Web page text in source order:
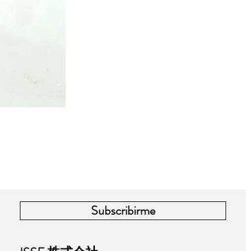
Subscribirme